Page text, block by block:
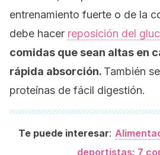
entrenamiento fuerte o de la
debe hacer reposición del
comidas que sean altas en
rápida absorción. También
proteínas de fácil digestión.
Te puede interesar:
deportistas: 7